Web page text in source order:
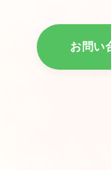
お問い